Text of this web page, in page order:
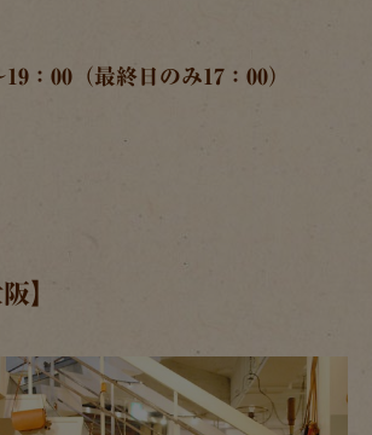
：00（最終日のみ17：00）
】